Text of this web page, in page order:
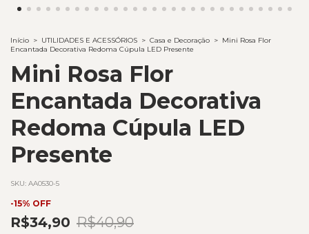
Início > UTILIDADES E ACESSÓRIOS > Casa e Decoração > Mini Rosa Flor
Encantada Decorativa Redoma Cúpula LED Presente
Mini Rosa Flor
Encantada Decorativa
Redoma Cúpula LED
Presente
SKU: AA0530-5
-15% OFF
R$34,90 R$40,90